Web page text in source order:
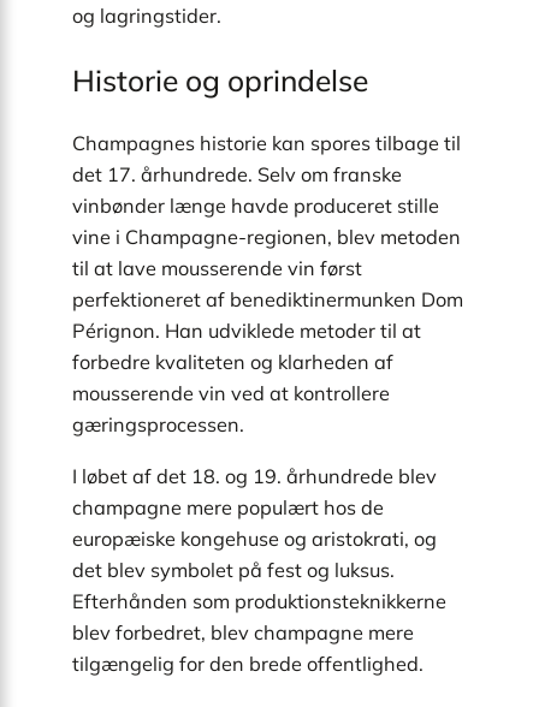
og lagringstider.
Historie og oprindelse
Champagnes historie kan spores tilbage til
det 17. århundrede. Selv om franske
vinbønder længe havde produceret stille
vine i Champagne-regionen, blev metoden
til at lave mousserende vin først
perfektioneret af benediktinermunken Dom
Pérignon. Han udviklede metoder til at
forbedre kvaliteten og klarheden af
mousserende vin ved at kontrollere
gæringsprocessen.
I løbet af det 18. og 19. århundrede blev
champagne mere populært hos de
europæiske kongehuse og aristokrati, og
det blev symbolet på fest og luksus.
Efterhånden som produktionsteknikkerne
blev forbedret, blev champagne mere
tilgængelig for den brede offentlighed.